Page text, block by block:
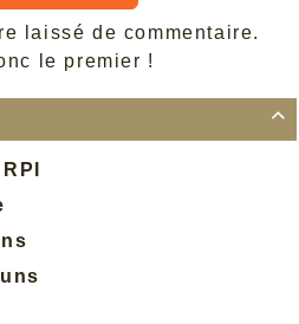

laissé de commentaire.
le premier !